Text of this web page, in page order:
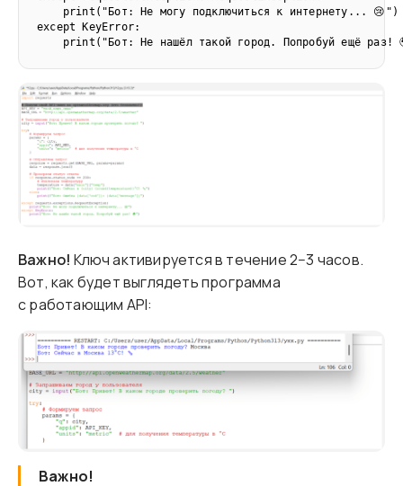
    print("Бот: Не могу подключиться к интернету... 😢")
except KeyError:
print("Бот: Не нашёл такой город. Попробуй ещё раз!
Важно! Ключ активируется в течение 2−3 часов.
Вот, как будет выглядеть программа
с работающим API:
Важно!